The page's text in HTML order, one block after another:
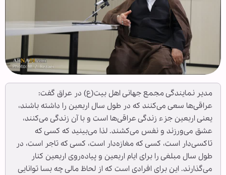
مدير نمایندگی مجمع جهانی اهل بیت(ع) در عراق گفت:
عراقی‌ها سعی می‌کنند که در طول سال اربعین را داشته باشند،
یعنی اربعین جزء زندگی عراقی‌ها است و با آن زندگی می‌کنند،
عشق می‌ورزند و نفس می‌کشند. لذا می‌بینید که کسی که
تاکسی‌دار است، کسی که مغازه‌دار است، کسی که تاجر است، در
طول سال مبلغی را برای ایام اربعین و پیاده‌روی اربعین کنار
می‌گذارند. این برای افرادی است که از لحاظ مالی چه بسا توانایی